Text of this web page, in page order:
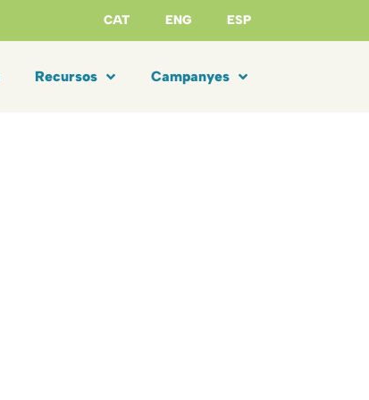
CAT ENG ESP
Recursos Campanyes